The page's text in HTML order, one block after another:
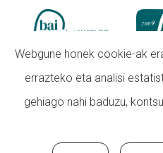
Webgune honek cookie-ak
errazteko eta analisi
gehiago nahi baduzu,